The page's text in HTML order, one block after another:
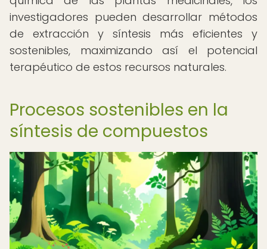
investigadores pueden desarrollar métodos
de extracción y síntesis más eficientes y
sostenibles, maximizando así el potencial
terapéutico de estos recursos naturales.
Procesos sostenibles en la
síntesis de compuestos